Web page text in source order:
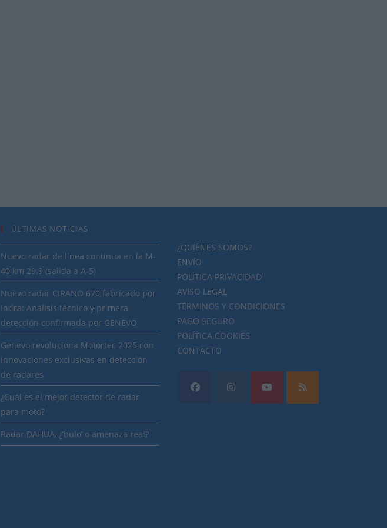
ÚLTIMAS NOTICIAS
Nuevo radar de línea continua en la M-
40 km 29.9 (salida a A-5)
Nuevo radar CIRANO 670 fabricado por
Indra: Análisis técnico y primera
detección confirmada por GENEVO
Genevo revoluciona Motortec 2025 con
innovaciones exclusivas en detección
de radares
¿Cuál es el mejor detector de radar
para moto?
Radar DAHUA, ¿’bulo’ o amenaza real?
¿QUIÉNES SOMOS?
ENVÍO
POLÍTICA PRIVACIDAD
AVISO LEGAL
TÉRMINOS Y CONDICIONES
PAGO SEGURO
POLÍTICA COOKIES
CONTACTO